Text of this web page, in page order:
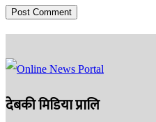
देबकी मिडिया प्रालि